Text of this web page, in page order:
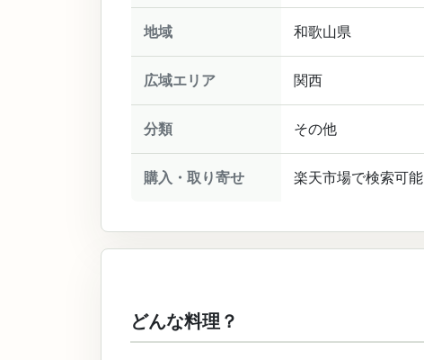
地域 和歌山県
広域エリア 関西
分類 その他
購入・取り寄せ 楽天市場で検索可能
どんな料理？